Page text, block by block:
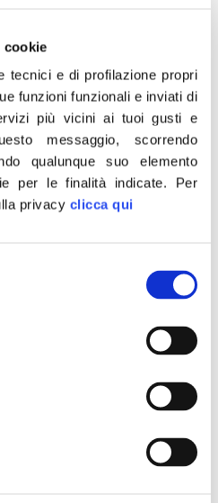
cookie
tecnici e di profilazione propri
funzioni funzionali e inviati di
più vicini ai tuoi gusti e
messaggio, scorrendo
qualunque suo elemento
per le finalità indicate. Per
privacy clicca qui
pubblicato sul
il presidente di FDI-
nazionale è da oggi
forza del centrodestra
Il ritorno al
che riabbraccia Ncd
vota convintamente
ci rendono la sola
E forse la sola
e che il Movimento 5
chiedere appuntamenti
ancora Meloni -. Noi
a dare battaglia in